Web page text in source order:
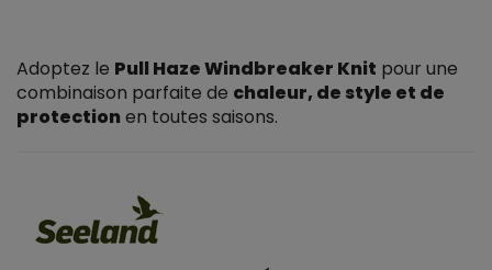
Adoptez le Pull Haze Windbreaker Knit pour une
combinaison parfaite de chaleur, de style et de
protection en toutes saisons.